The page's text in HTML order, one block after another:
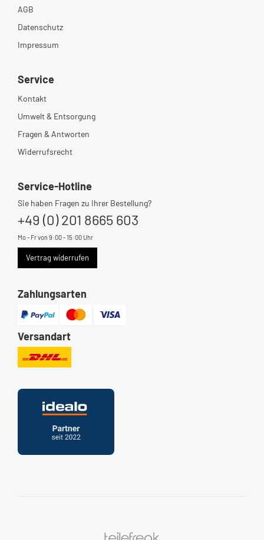
AGB
Datenschutz
Impressum
Service
Kontakt
Umwelt & Entsorgung
Fragen & Antworten
Widerrufsrecht
Service-Hotline
Sie haben Fragen zu Ihrer Bestellung?
+49 (0) 201 8665 603
Mo - Fr von 9:00 - 15:00 Uhr
Vertrag widerrufen
Zahlungsarten
Versandart